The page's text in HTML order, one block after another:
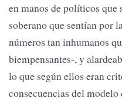
en manos de políticos
soberano que sentían por
números tan inhumanos
biempensantes-, y
lo que según ellos eran
consecuencias del